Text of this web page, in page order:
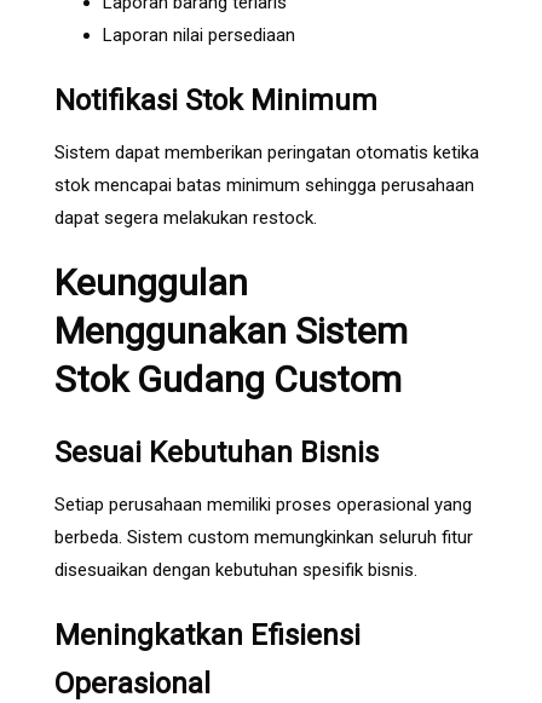
Laporan nilai persediaan
Notifikasi Stok Minimum
Sistem dapat memberikan peringatan otomatis ketika
stok mencapai batas minimum sehingga perusahaan
dapat segera melakukan restock.
Keunggulan
Menggunakan Sistem
Stok Gudang Custom
Sesuai Kebutuhan Bisnis
Setiap perusahaan memiliki proses operasional yang
berbeda. Sistem custom memungkinkan seluruh fitur
disesuaikan dengan kebutuhan spesifik bisnis.
Meningkatkan Efisiensi
Operasional